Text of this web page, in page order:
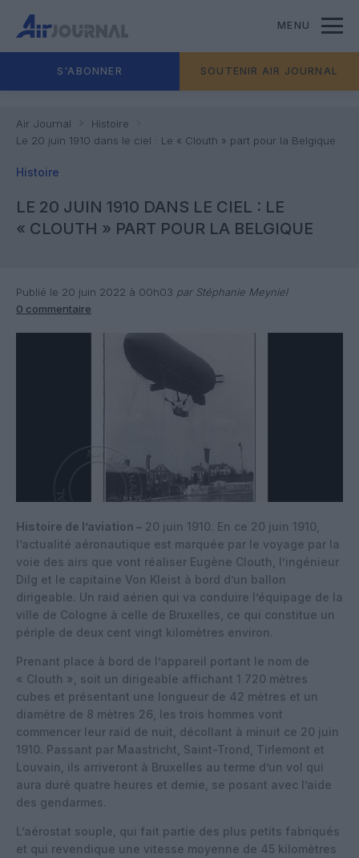
MENU
S'ABONNER SOUTENIR AIR JOURNAL
Air Journal
Histoire
Le 20 juin 1910 dans le ciel : Le « Clouth » part pour la Belgique
Histoire
LE 20 JUIN 1910 DANS LE CIEL : LE
« CLOUTH » PART POUR LA BELGIQUE
Publié le 20 juin 2022 à 00h03 par Stéphanie Meyniel
0 commentaire
Histoire de l’aviation – 20 juin 1910. En ce 20 juin 1910,
l’actualité aéronautique est marquée par le voyage par la
voie des airs que vont réaliser Eugène Clouth, l’ingénieur
Dilg et le capitaine Von Kleist à bord d’un ballon
dirigeable. Un raid aérien qui va conduire l’équipage de la
ville de Cologne à celle de Bruxelles, ce qui constitue un
périple de deux cent vingt kilomètres environ.
Prenant place à bord de l’appareil portant le nom de
« Clouth », soit un dirigeable affichant 1 720 mètres
cubes et présentant une longueur de 42 mètres et un
diamètre de 8 mètres 26, les trois hommes vont
commencer leur raid de nuit, décollant à minuit ce 20 juin
1910. Passant par Maastricht, Saint-Trond, Tirlemont et
Louvain, ils arriveront à Bruxelles au terme d’un vol qui
aura duré quatre heures et demie, se posant avec l’aide
des gendarmes.
L’aérostat souple, qui fait partie des plus petits fabriqués
et qui revendique une vitesse moyenne de 45 kilomètres